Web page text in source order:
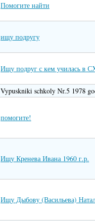
Помогите найти
ищу подругу
Ищу подруг с кем училась в
Vypuskniki schkoly Nr.5 1978
помогите!
Ищу Кренева Ивана 1960 г.р.
Ищу Дыбову (Васильева)